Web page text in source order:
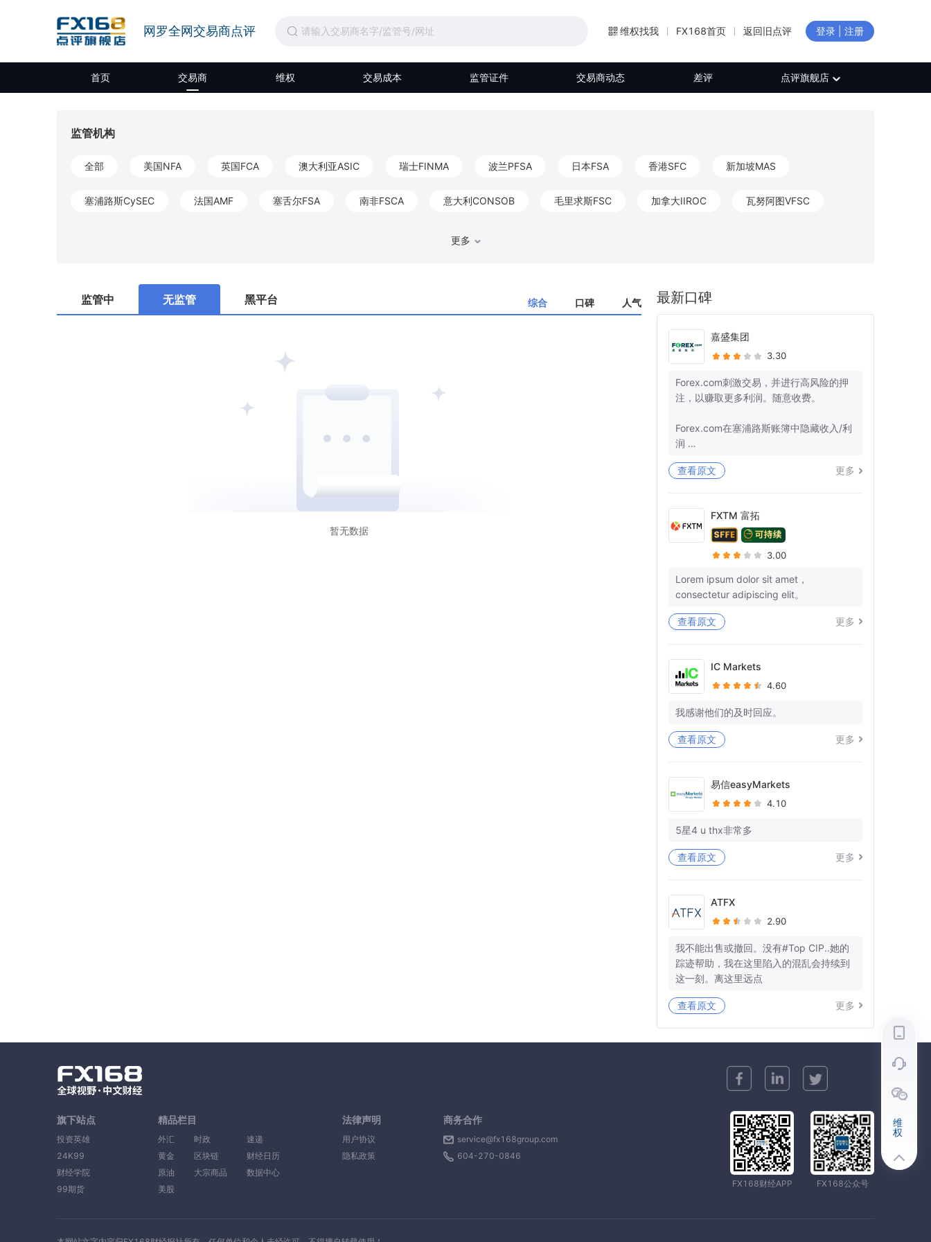
网罗全网交易商点评 维权找我 FX168首页 返回旧点评 登录 | 注册
首页 交易商 维权 交易成本 监管证件 交易商动态 差评 点评旗舰店
监管机构
全部 美国NFA 英国FCA 澳大利亚ASIC 瑞士FINMA 波兰PFSA 日本FSA 香港SFC 新加坡MAS
塞浦路斯CySEC 法国AMF 塞舌尔FSA 南非FSCA 意大利CONSOB 毛里求斯FSC 加拿大IIROC 瓦努阿图VFSC
伯利兹FSC
马耳他MFSA 柬埔寨SERC 拉脱维亚FKTK 阿布扎比FSRA 白俄罗斯NBRB
更多
监管中 无监管 黑平台 综合 口碑 人气
暂无数据
最新口碑
嘉盛集团
3.30
Forex.com刺激交易，并进行高风险的押
注，以赚取更多利润。随意收费。
Forex.com在塞浦路斯账簿中隐藏收入/利
润
+监管机构确保那里的管辖权。
-欧盟：第25条
我有10多个参考号码，而不是我的钱。你
3月29日，我们就退款清关和结束所有后
续行动达成了明确的协议。
户中什么都没有处理。
你又在愚弄我，在拖延时间。
重！！
我仍在等待我的WISE账户中23K+EU的全
还被告知提供宝洁L的对账单，因为您的单
方面账户关闭，也无法访问这些对账单。
阿比谢克
查看原文 更多
FXTM 富拓
3.00
Lorem ipsum dolor sit amet，
consectetur adipiscing elit。
查看原文 更多
IC Markets
4.60
我感谢他们的及时回应。
查看原文 更多
易信easyMarkets
4.10
5星4 u thx非常多
查看原文 更多
ATFX
2.90
我不能出售或撤回。没有#Top CIP..她的
踪迹帮助，我在这里陷入的混乱会持续到
这一刻。离这里远点
查看原文 更多
旗下站点
投资英雄
24K99
财经学院
99期货
精品栏目
外汇 时政
速递
黄金
区块链
财经日历
原油
大宗商品
数据中心
美股
法律声明
用户协议
隐私政策
商务合作
service@fx168group.com
604-270-0846
FX168财经APP FX168公众号
维
权